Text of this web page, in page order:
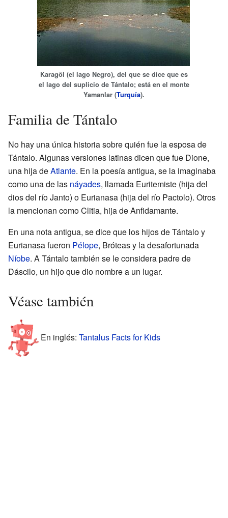
Karagöl (el lago Negro), del que se dice que es
el lago del suplicio de Tántalo; está en el monte
Yamanlar (Turquía).
Familia de Tántalo
No hay una única historia sobre quién fue la esposa de
Tántalo. Algunas versiones latinas dicen que fue Dione,
una hija deAtlante. En la poesía antigua, se la imaginaba
como una de las náyades, llamada Euritemiste (hija del
dios del río Janto) o Eurianasa (hija del río Pactolo). Otros
la mencionan como Clitia, hija de Anfidamante.
En una nota antigua, se dice que los hijos de Tántalo y
Eurianasa fueron Pélope, Bróteas y la desafortunada
Níobe. A Tántalo también se le considera padre de
Dáscilo, un hijo que dio nombre a un lugar.
Véase también
En inglés: Tantalus Facts for Kids